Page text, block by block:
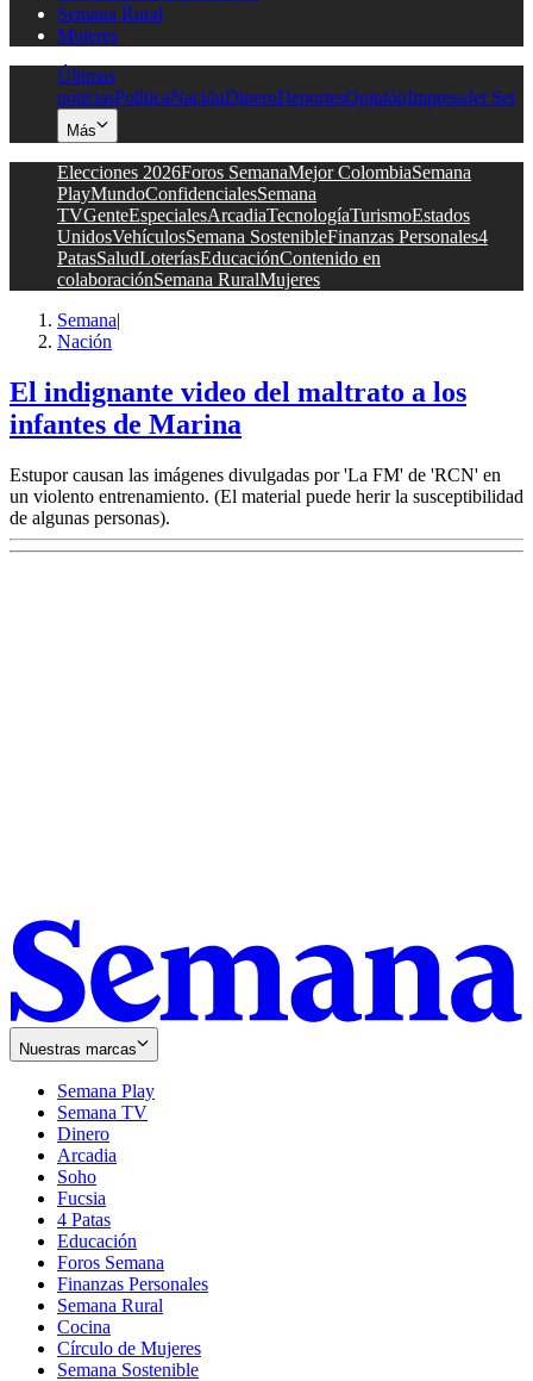
Semana Rural
Mujeres
Últimas
noticiasPolíticaNaciónDineroDeportesOpiniónImpresaJet Set
Más
Elecciones 2026Foros SemanaMejor ColombiaSemana
PlayMundoConfidencialesSemana
TVGenteEspecialesArcadiaTecnologíaTurismoEstados
UnidosVehículosSemana SostenibleFinanzas Personales4
PatasSaludLoteríasEducaciónContenido en
colaboraciónSemana RuralMujeres
Semana|
Nación
El indignante video del maltrato a los
infantes de Marina
Estupor causan las imágenes divulgadas por 'La FM' de 'RCN' en
un violento entrenamiento. (El material puede herir la susceptibilidad
de algunas personas).
Nuestras marcas
Semana Play
Semana TV
Dinero
Arcadia
Soho
in
new
window
Fucsia
in
new
window
4 Patas
Educación
Foros Semana
Finanzas Personales
Semana Rural
Cocina
Círculo de Mujeres
Semana Sostenible